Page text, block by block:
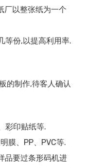
厂以整张纸为一个
等份,以提高利用率.
的制作,待客人确认
彩印贴纸等.
膜、PP、PVC等.
品要过条形码机进